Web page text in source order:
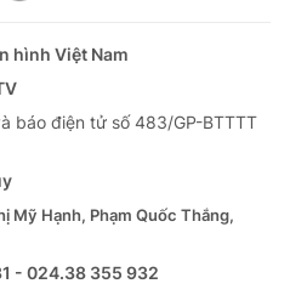
hình Việt Nam
báo điện tử số 483/GP-BTTTT
Mỹ Hạnh, Phạm Quốc Thắng,
- 024.38 355 932